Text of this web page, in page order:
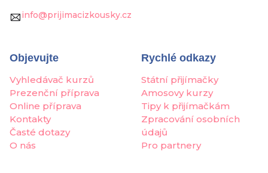
info@prijimacizkousky.cz
Objevujte
Vyhledávač kurzů
Prezenční příprava
Online příprava
Kontakty
Časté dotazy
O nás
Rychlé odkazy
Státní přijímačky
Amosovy kurzy
Tipy k přijímačkám
Zpracování osobních
údajů
Pro partnery